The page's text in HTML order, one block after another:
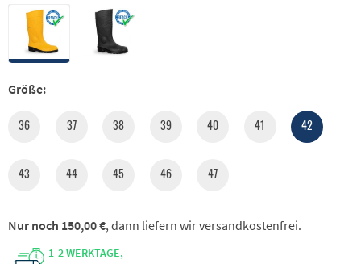
Größe:
36 37 38 39 40 41 42
43 44 45 46 47
1-2 WERKTAGE,
Nur noch 150,00 €, dann liefern wir versandkostenfrei.